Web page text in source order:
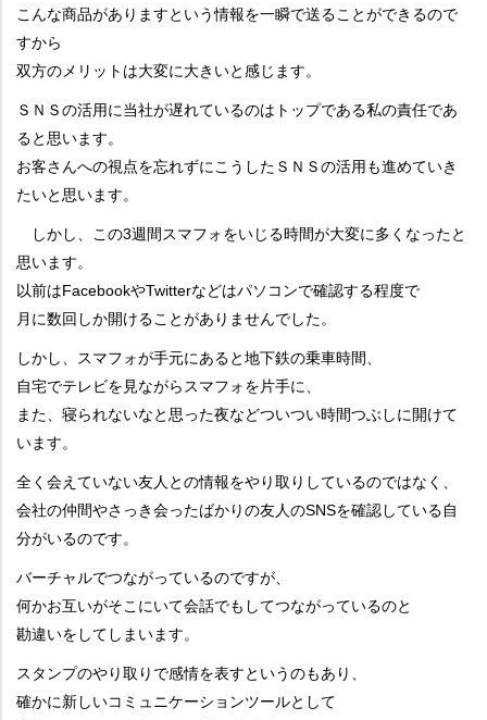
こんな商品がありますという情報を一瞬で送ることができるので
すから
双方のメリットは大変に大きいと感じます。
ＳＮＳの活用に当社が遅れているのはトップである私の責任であ
ると思います。
お客さんへの視点を忘れずにこうしたＳＮＳの活用も進めていき
たいと思います。
しかし、この3週間スマフォをいじる時間が大変に多くなったと
思います。
以前はFacebookやTwitterなどはパソコンで確認する程度で
月に数回しか開けることがありませんでした。
しかし、スマフォが手元にあると地下鉄の乗車時間、
自宅でテレビを見ながらスマフォを片手に、
また、寝られないなと思った夜などついつい時間つぶしに開けて
います。
全く会えていない友人との情報をやり取りしているのではなく、
会社の仲間やさっき会ったばかりの友人のSNSを確認している自
分がいるのです。
バーチャルでつながっているのですが、
何かお互いがそこにいて会話でもしてつながっているのと
勘違いをしてしまいます。
スタンプのやり取りで感情を表すというのもあり、
確かに新しいコミュニケーションツールとして